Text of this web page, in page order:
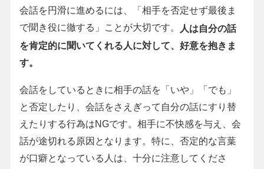
会話を円滑に進めるには、「相手を否定せず最後ま
で聞き役に徹する」ことが大切です。
人は自分の話
を肯定的に聞いてくれる人に対して、好意を抱きま
す。
会話をしているときに相手の話を「いや」「でも」
と否定したり、会話をさえぎって自分の話にすり替
えたりする行為はNGです。相手に不快感を与え、会
話が途切れる原因となります。特に、否定的な言葉
が口癖となっている人は、十分に注意してくださ